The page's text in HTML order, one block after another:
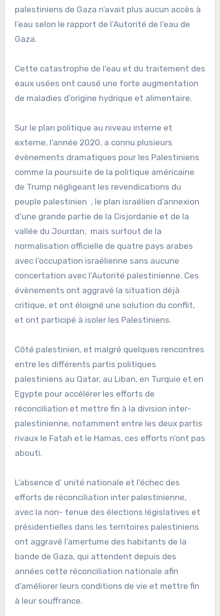
palestiniens de Gaza n’avait plus aucun accès à
l’eau selon le rapport de l’Autorité de l’eau de
Gaza.
Cette catastrophe de l’eau et du traitement des
eaux usées ont causé une forte augmentation
de maladies d’origine hydrique et alimentaire.
Sur le plan politique au niveau interne et
externe, l’année 2020, a connu plusieurs
évènements dramatiques pour les Palestiniens
comme la poursuite de la politique américaine
de Trump négligeant les revendications du
peuple palestinien , le plan israélien d’annexion
d’une grande partie de la Cisjordanie et de la
vallée du Jourdan, mais surtout de la
normalisation officielle de quatre pays arabes
avec l’occupation israélienne sans aucune
concertation avec l’Autorité palestinienne. Ces
évènements ont aggravé la situation déjà
critique, et ont éloigné une solution du conflit,
et ont participé à isoler les Palestiniens.
Côté palestinien, et malgré quelques rencontres
entre les différents partis politiques
palestiniens au Qatar, au Liban, en Turquie et en
Egypte pour accélérer les efforts de
réconciliation et mettre fin à la division inter-
palestinienne, notamment entre les deux partis
rivaux le Fatah et le Hamas, ces efforts n’ont pas
abouti.
L’absence d’ unité nationale et l’échec des
efforts de réconciliation inter palestinienne,
avec la non- tenue des élections législatives et
présidentielles dans les territoires palestiniens
ont aggravé l’amertume des habitants de la
bande de Gaza, qui attendent depuis des
années cette réconciliation nationale afin
d’améliorer leurs conditions de vie et mettre fin
à leur souffrance.